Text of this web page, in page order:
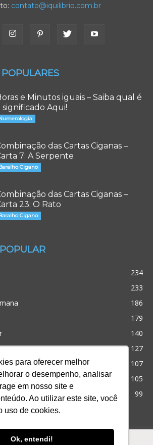
para oferecer melhor
o desempenho, analisar
em nosso site e
Ao utilizar este site, você
uso de cookies.
Ok, entendi!
contato@iquilibrio.com.br
e Minutos iguais – Saiba qual é
significado Aqui!
das Cartas Ciganas –
7: A Serpente
Cigano
das Cartas Ciganas –
23: O Rato
Cigano
234
233
186
179
140
127
107
105
99
Produtos